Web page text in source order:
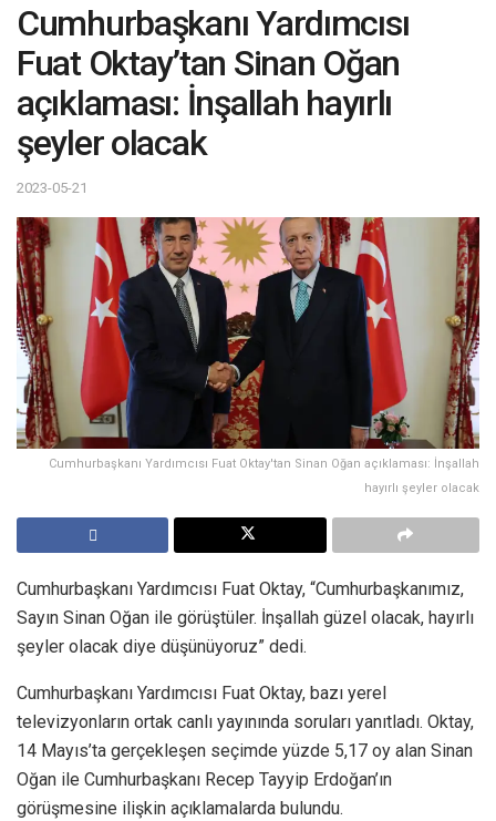
Cumhurbaşkanı Yardımcısı
Fuat Oktay’tan Sinan Oğan
açıklaması: İnşallah hayırlı
şeyler olacak
2023-05-21
Cumhurbaşkanı Yardımcısı Fuat Oktay'tan Sinan Oğan açıklaması: İnşallah
hayırlı şeyler olacak
Cumhurbaşkanı Yardımcısı Fuat Oktay, “Cumhurbaşkanımız,
Sayın Sinan Oğan ile görüştüler. İnşallah güzel olacak, hayırlı
şeyler olacak diye düşünüyoruz” dedi.
Cumhurbaşkanı Yardımcısı Fuat Oktay, bazı yerel
televizyonların ortak canlı yayınında soruları yanıtladı. Oktay,
14 Mayıs’ta gerçekleşen seçimde yüzde 5,17 oy alan Sinan
Oğan ile Cumhurbaşkanı Recep Tayyip Erdoğan’ın
görüşmesine ilişkin açıklamalarda bulundu.